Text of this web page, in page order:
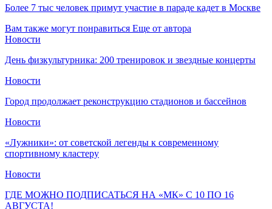
Более 7 тыс человек примут участие в параде кадет в Москве
Вам также могут понравиться Еще от автора
Новости
День физкультурника: 200 тренировок и звездные концерты
Новости
Город продолжает реконструкцию стадионов и бассейнов
Новости
«Лужники»: от советской легенды к современному
спортивному кластеру
Новости
ГДЕ МОЖНО ПОДПИСАТЬСЯ НА «МК» С 10 ПО 16
АВГУСТА!